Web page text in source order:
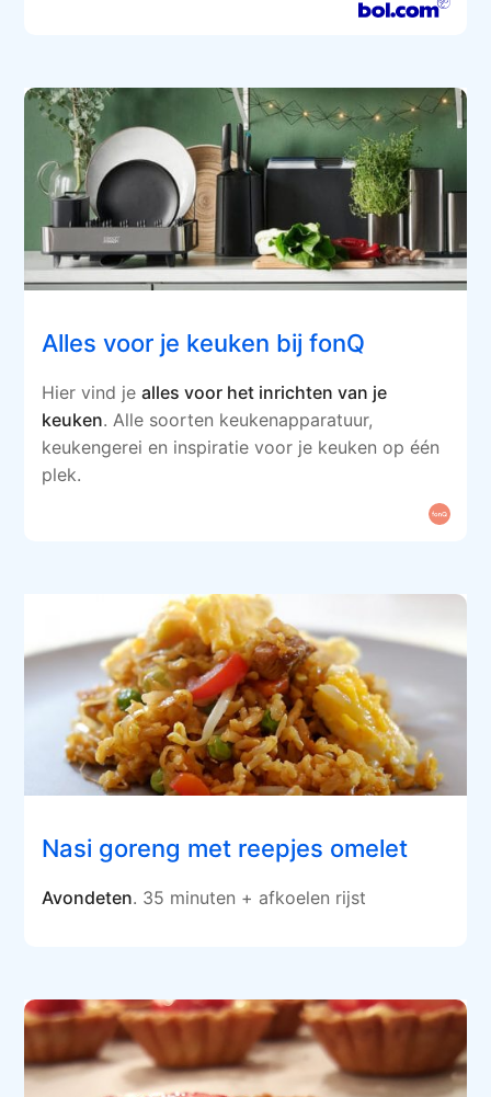
Alles voor je keuken bij fonQ
Hier vind jealles voor het inrichten van je
keuken. Alle soorten keukenapparatuur,
keukengerei en inspiratie voor je keuken op één
plek.
Nasi goreng met reepjes omelet
Avondeten. 35 minuten + afkoelen rijst